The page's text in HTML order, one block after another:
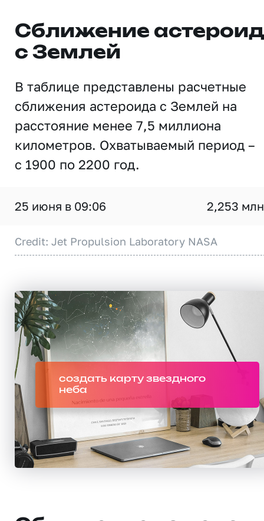
Сближение
с Землей
В таблице представлены расчетные
сближения астероида с Землей на
расстояние менее 7,5 миллиона
километров. Охватываемый период –
с 1900 по 2200 год.
25 июня в 09:06 2,253
Credit: Jet Propulsion Laboratory NASA
создать карту звездного
неба